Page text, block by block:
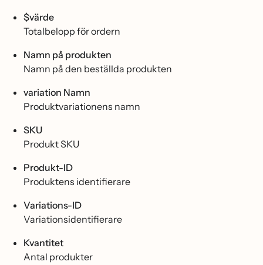
$värde
Totalbelopp för ordern
Namn på produkten
Namn på den beställda produkten
variation Namn
Produktvariationens namn
SKU
Produkt SKU
Produkt-ID
Produktens identifierare
Variations-ID
Variationsidentifierare
Kvantitet
Antal produkter